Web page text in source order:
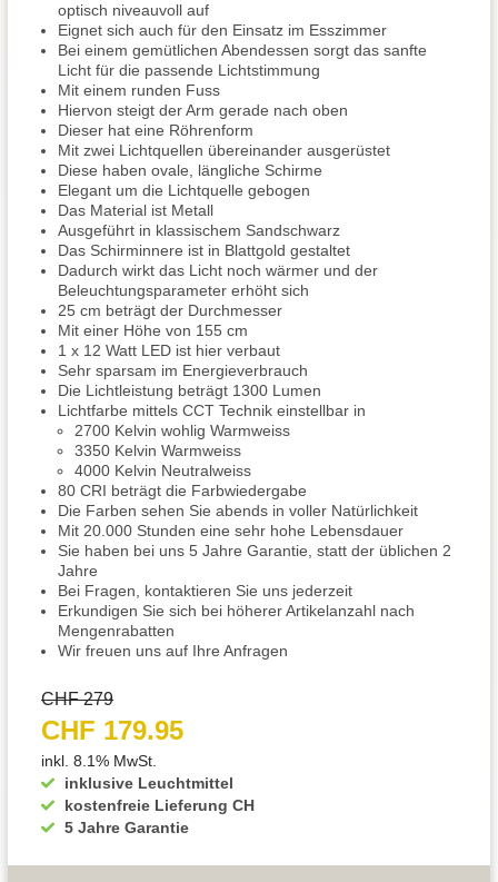
optisch niveauvoll auf
Eignet sich auch für den Einsatz im Esszimmer
Bei einem gemütlichen Abendessen sorgt das sanfte
Licht für die passende Lichtstimmung
Mit einem runden Fuss
Hiervon steigt der Arm gerade nach oben
Dieser hat eine Röhrenform
Mit zwei Lichtquellen übereinander ausgerüstet
Diese haben ovale, längliche Schirme
Elegant um die Lichtquelle gebogen
Das Material ist Metall
Ausgeführt in klassischem Sandschwarz
Das Schirminnere ist in Blattgold gestaltet
Dadurch wirkt das Licht noch wärmer und der
Beleuchtungsparameter erhöht sich
25 cm beträgt der Durchmesser
Mit einer Höhe von 155 cm
1 x 12 Watt LED ist hier verbaut
Sehr sparsam im Energieverbrauch
Die Lichtleistung beträgt 1300 Lumen
Lichtfarbe mittels CCT Technik einstellbar in
2700 Kelvin wohlig Warmweiss
3350 Kelvin Warmweiss
4000 Kelvin Neutralweiss
80 CRI beträgt die Farbwiedergabe
Die Farben sehen Sie abends in voller Natürlichkeit
Mit 20.000 Stunden eine sehr hohe Lebensdauer
Sie haben bei uns 5 Jahre Garantie, statt der üblichen 2
Jahre
Bei Fragen, kontaktieren Sie uns jederzeit
Erkundigen Sie sich bei höherer Artikelanzahl nach
Mengenrabatten
Wir freuen uns auf Ihre Anfragen
inklusive Leuchtmittel
kostenfreie Lieferung CH
5 Jahre Garantie
CHF 279
CHF 179.95
inkl. 8.1% MwSt.